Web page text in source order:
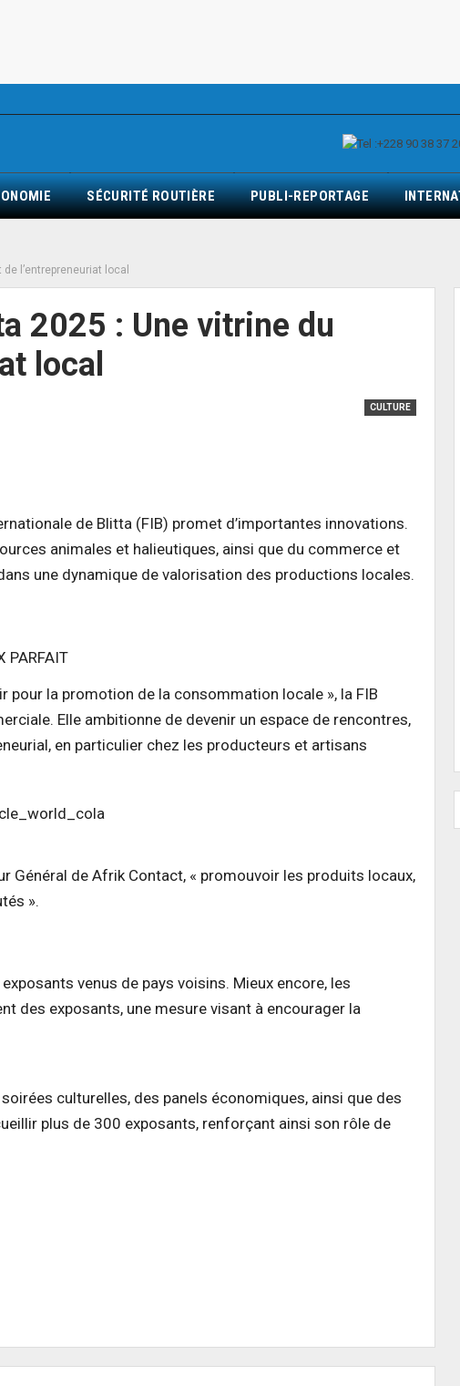
SÉCURITÉ ROUTIÈRE PUBLI-REPORTAGE
l’entrepreneuriat local
2025 : Une vitrine du
local
CULTURE
de Blitta (FIB) promet d’importantes innovations.
animales et halieutiques, ainsi que du commerce et
une dynamique de valorisation des productions locales.
la promotion de la consommation locale », la FIB
Elle ambitionne de devenir un espace de rencontres,
en particulier chez les producteurs et artisans
Général de Afrik Contact, « promouvoir les produits locaux,
».
venus de pays voisins. Mieux encore, les
des exposants, une mesure visant à encourager la
culturelles, des panels économiques, ainsi que des
plus de 300 exposants, renforçant ainsi son rôle de